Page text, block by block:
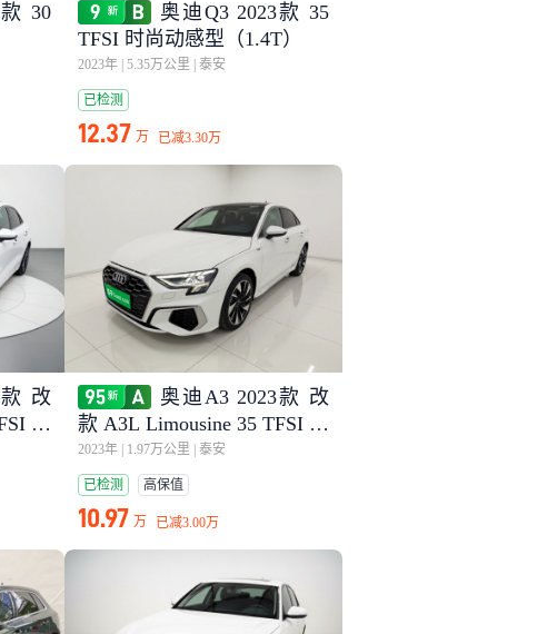
30
奥迪Q3 2023款 35
TFSI 时尚动感型（1.4T）
2023年 5.35万公里 泰安
已检测
12.37 万 已减3.30万
改
时
奥迪A3 2023款 改
款 A3L Limousine 35 TFSI 时
尚运动型
2023年 1.97万公里 泰安
已检测 高保值
10.97 万 已减3.00万